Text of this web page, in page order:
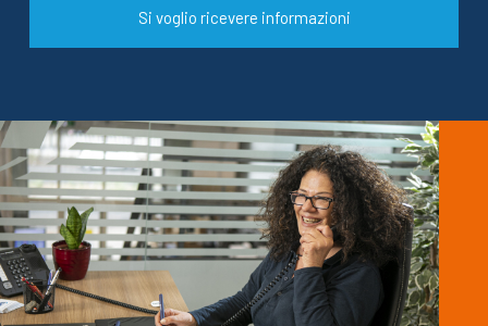
Si voglio ricevere informazioni